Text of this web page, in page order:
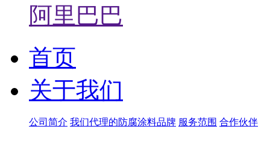
阿里巴巴
首页
关于我们
公司简介 我们代理的防腐涂料品牌 服务范围 合作伙伴